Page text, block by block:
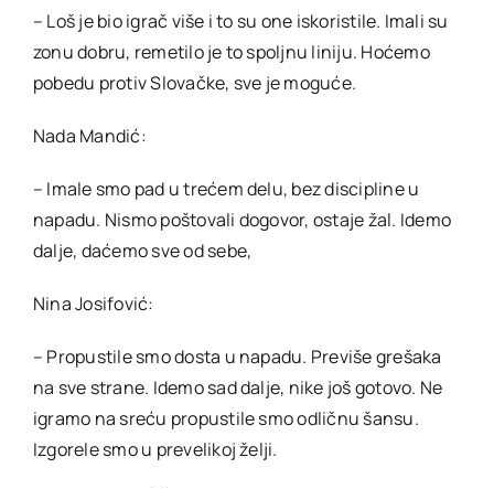
– Loš je bio igrač više i to su one iskoristile. Imali su
zonu dobru, remetilo je to spoljnu liniju. Hoćemo
pobedu protiv Slovačke, sve je moguće.
Nada Mandić:
– Imale smo pad u trećem delu, bez discipline u
napadu. Nismo poštovali dogovor, ostaje žal. Idemo
dalje, daćemo sve od sebe,
Nina Josifović:
– Propustile smo dosta u napadu. Previše grešaka
na sve strane. Idemo sad dalje, nike još gotovo. Ne
igramo na sreću propustile smo odličnu šansu.
Izgorele smo u prevelikoj želji.